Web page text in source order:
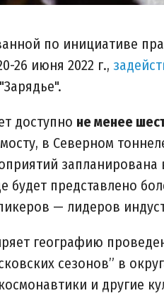
по инициативе
26 июня 2022 г.,
доступно не менее
в Северном
будет представлено
— лидеров
географию
сезонов” в
и другие